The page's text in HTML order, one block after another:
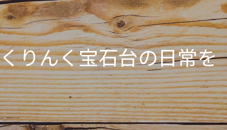
宝石台の日常を気ままに